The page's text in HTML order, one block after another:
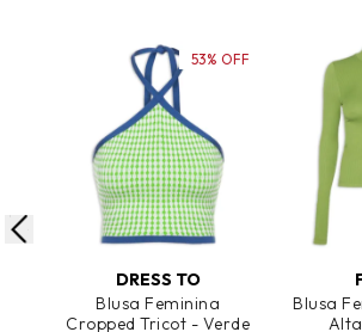
ADICIONAR AO CARRINHO
DRESS TO
Blusa Feminina
Cropped Tricot - Verde
53% OFF
Blusa